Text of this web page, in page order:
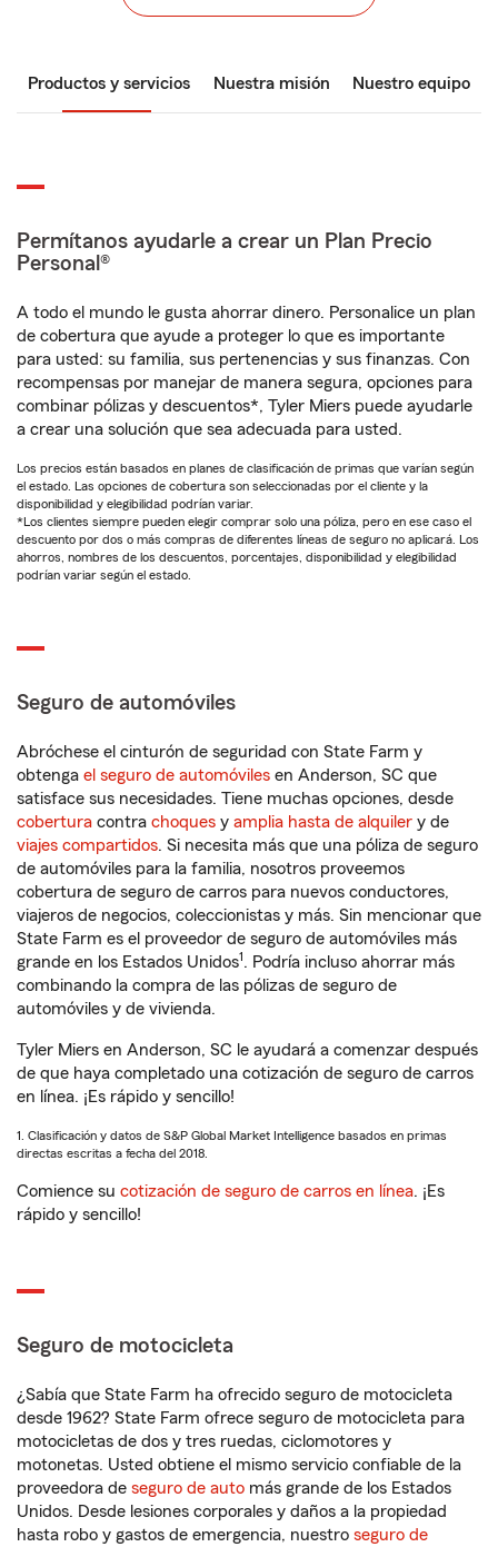
Productos y servicios Nuestra misión Nuestro equipo
Permítanos ayudarle a crear un Plan Precio
Personal®
A todo el mundo le gusta ahorrar dinero. Personalice un plan
de cobertura que ayude a proteger lo que es importante
para usted: su familia, sus pertenencias y sus finanzas. Con
recompensas por manejar de manera segura, opciones para
combinar pólizas y descuentos*, Tyler Miers puede ayudarle
a crear una solución que sea adecuada para usted.
Los precios están basados en planes de clasificación de primas que varían según
el estado. Las opciones de cobertura son seleccionadas por el cliente y la
disponibilidad y elegibilidad podrían variar.
*Los clientes siempre pueden elegir comprar solo una póliza, pero en ese caso el
descuento por dos o más compras de diferentes líneas de seguro no aplicará. Los
ahorros, nombres de los descuentos, porcentajes, disponibilidad y elegibilidad
podrían variar según el estado.
Seguro de automóviles
Abróchese el cinturón de seguridad con State Farm y
obtenga el seguro de automóviles en Anderson, SC que
satisface sus necesidades. Tiene muchas opciones, desde
cobertura contra choques y amplia hasta de alquiler y de
viajes compartidos. Si necesita más que una póliza de seguro
de automóviles para la familia, nosotros proveemos
cobertura de seguro de carros para nuevos conductores,
viajeros de negocios, coleccionistas y más. Sin mencionar que
State Farm es el proveedor de seguro de automóviles más
grande en los Estados Unidos1. Podría incluso ahorrar más
combinando la compra de las pólizas de seguro de
automóviles y de vivienda.
Tyler Miers en Anderson, SC le ayudará a comenzar después
de que haya completado una cotización de seguro de carros
en línea. ¡Es rápido y sencillo!
1. Clasificación y datos de S&P Global Market Intelligence basados en primas
directas escritas a fecha del 2018.
Comience su cotización de seguro de carros en línea. ¡Es
rápido y sencillo!
Seguro de motocicleta
¿Sabía que State Farm ha ofrecido seguro de motocicleta
desde 1962? State Farm ofrece seguro de motocicleta para
motocicletas de dos y tres ruedas, ciclomotores y
motonetas. Usted obtiene el mismo servicio confiable de la
proveedora de seguro de auto más grande de los Estados
Unidos. Desde lesiones corporales y daños a la propiedad
hasta robo y gastos de emergencia, nuestro seguro de